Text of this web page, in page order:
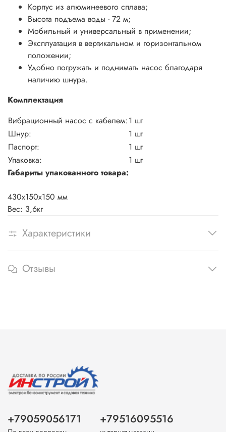
Корпус из алюминеевого сплава;
Высота подъема воды - 72 м;
Мобильный и универсальный в применении;
Эксплуатация в вертикальном и горизонтальном
положении;
Удобно погружать и поднимать насос благодаря
наличию шнура.
Комплектация
Вибрационный насос с кабелем:1 шт
Шнур:
1 шт
Паспорт:
1 шт
Упаковка:
1 шт
Габариты упакованного товара:
430х150x150 мм
Вес: 3,6кг
Характеристики
Отзывы
+79059056171 +79516095516